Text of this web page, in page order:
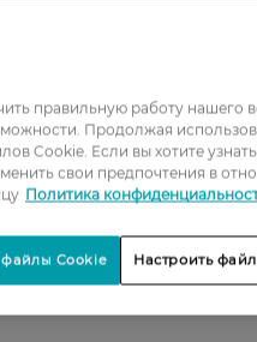
правильную работу нашего
Продолжая
Cookie. Если вы хотите
свои предпочтения в
Политика
Настроить
файлы Cookie